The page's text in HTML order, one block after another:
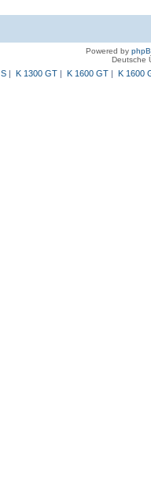
Powered by
Deutsche
| K 1300 GT| K 1600 GT| K 1600